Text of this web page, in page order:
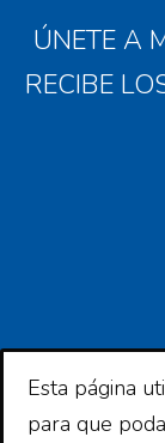
ÚNETE A
RECIBE
Copyright
Esta página
para que